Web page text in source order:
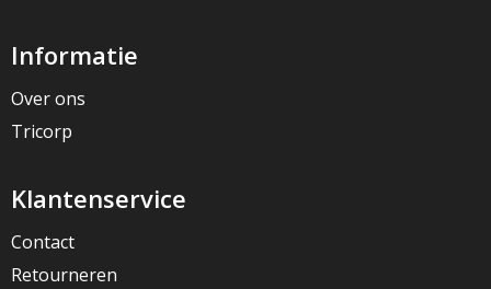
Informatie
Over ons
Tricorp
Klantenservice
Contact
Retourneren